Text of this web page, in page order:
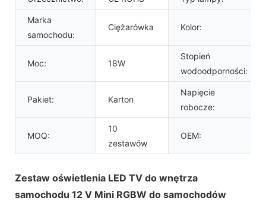
Marka
samochodu:
Ciężarówka Kolor:
Moc: 18W
Stopień
wodoodporności:
Pakiet: Karton
Napięcie
robocze:
MOQ:
10
zestawów
OEM:
Zestaw oświetlenia LED TV do wnętrza
samochodu 12 V Mini RGBW do samochodów